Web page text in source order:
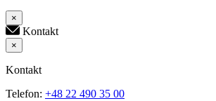
×
Kontakt
×
Kontakt
Telefon: +48 22 490 35 00